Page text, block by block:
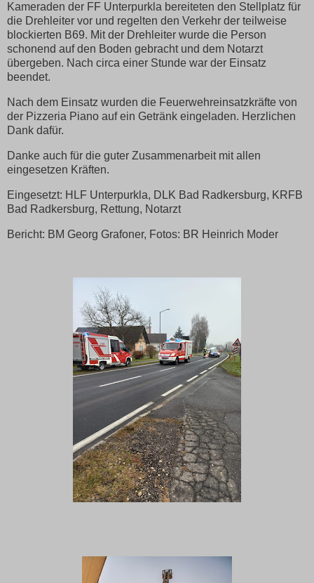
Kameraden der FF Unterpurkla bereiteten den Stellplatz für
die Drehleiter vor und regelten den Verkehr der teilweise
blockierten B69. Mit der Drehleiter wurde die Person
schonend auf den Boden gebracht und dem Notarzt
übergeben. Nach circa einer Stunde war der Einsatz
beendet.
Nach dem Einsatz wurden die Feuerwehreinsatzkräfte von
der Pizzeria Piano auf ein Getränk eingeladen. Herzlichen
Dank dafür.
Danke auch für die guter Zusammenarbeit mit allen
eingesetzen Kräften.
Eingesetzt: HLF Unterpurkla, DLK Bad Radkersburg, KRFB
Bad Radkersburg, Rettung, Notarzt
Bericht: BM Georg Grafoner, Fotos: BR Heinrich Moder